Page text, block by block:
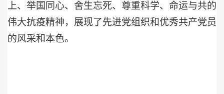
上、举国同心、舍生忘死、尊重科学、命运与共的
伟大抗疫精神，展现了先进党组织和优秀共产党员
的风采和本色。